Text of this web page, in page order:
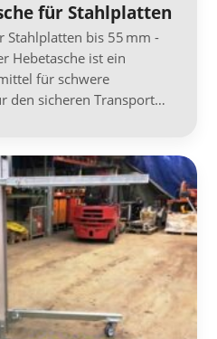
für Stahlplatten
Stahlplatten bis 55 mm -
Hebetasche ist ein
für schwere
den sicheren Transport…